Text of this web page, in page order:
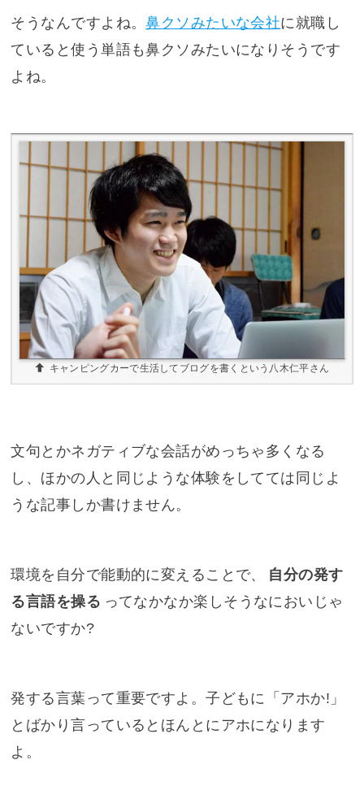
そうなんですよね。鼻クソみたいな会社に就職し
ていると使う単語も鼻クソみたいになりそうです
よね。
キャンピングカーで生活してブログを書くという八木仁平さん
文句とかネガティブな会話がめっちゃ多くなる
し、ほかの人と同じような体験をしてては同じよ
うな記事しか書けません。
環境を自分で能動的に変えることで、
自分の発す
る言語を操る ってなかなか楽しそうなにおいじゃ
ないですか?
発する言葉って重要ですよ。子どもに「アホか!」
とばかり言っているとほんとにアホになります
よ。